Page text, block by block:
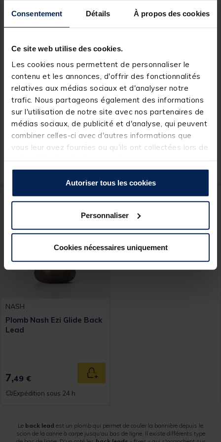
Consentement Détails À propos des cookies
Ce site web utilise des cookies.
Les cookies nous permettent de personnaliser le
contenu et les annonces, d'offrir des fonctionnalités
relatives aux médias sociaux et d'analyser notre
trafic. Nous partageons également des informations
sur l'utilisation de notre site avec nos partenaires de
médias sociaux, de publicité et d'analyse, qui peuvent
combiner celles-ci avec d'autres informations que
vous leur avez fournies ou qu'ils ont collectées lors de
Autoriser tous les cookies
Personnaliser
Cookies nécessaires uniquement
PROWESS
Back Lead Long Prowess
x2
NASH
Plomb Nash Marker Lead
NASH
Plomb Nash Ezi Glide Back
Lead
7,49 € Ajouter au panier
Expédition sous 24 h
Le back lead est un plomb qui permet de couler la bannière depuis le
scion de la canne à carpe jusqu'au bas de ligne. Il existe différents type